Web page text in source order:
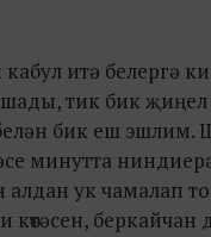
итә белергә
тик бик
бик еш эшлим.
минутта
алдан ук чамалап
көтәсен, беркайчан